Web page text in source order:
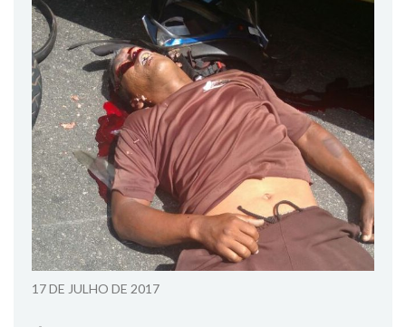
17 DE JULHO DE 2017